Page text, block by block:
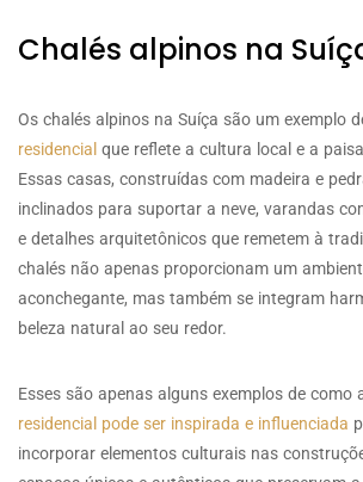
Chalés alpinos na
Os chalés alpinos na Suíça são um exemplo
residencial que reflete a cultura local e a
Essas casas, construídas com madeira e
inclinados para suportar a neve, varandas
e detalhes arquitetônicos que remetem à
chalés não apenas proporcionam um
aconchegante, mas também se integram
beleza natural ao seu redor.
Esses são apenas alguns exemplos de como
residencial pode ser inspirada e influenciada
incorporar elementos culturais nas